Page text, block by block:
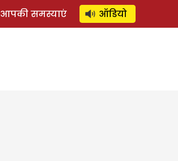
लॉग इन ⚲ SUBSCRIBE
आपकी समस्याएं ऑडियो